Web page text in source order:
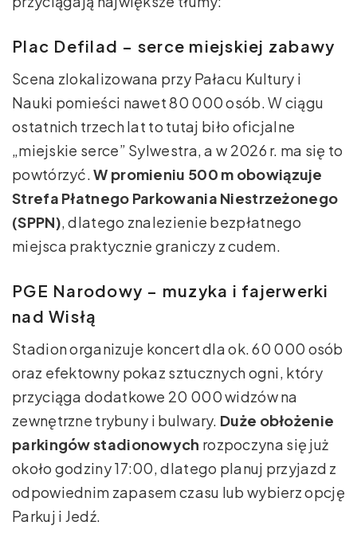
Plac Defilad – serce miejskiej zabawy
Scena zlokalizowana przy Pałacu Kultury i
Nauki pomieści nawet 80 000 osób. W ciągu
ostatnich trzech lat to tutaj biło oficjalne
„miejskie serce” Sylwestra, a w 2026 r. ma się to
powtórzyć.W promieniu 500 m obowiązuje
Strefa Płatnego Parkowania Niestrzeżonego
(SPPN), dlatego znalezienie bezpłatnego
miejsca praktycznie graniczy z cudem.
PGE Narodowy – muzyka i fajerwerki
nad Wisłą
Stadion organizuje koncert dla ok. 60 000 osób
oraz efektowny pokaz sztucznych ogni, który
przyciąga dodatkowe 20 000 widzów na
zewnętrzne trybuny i bulwary. Duże obłożenie
parkingów stadionowych rozpoczyna się już
około godziny 17:00, dlatego planuj przyjazd z
odpowiednim zapasem czasu lub wybierz opcję
Parkuj i Jedź.